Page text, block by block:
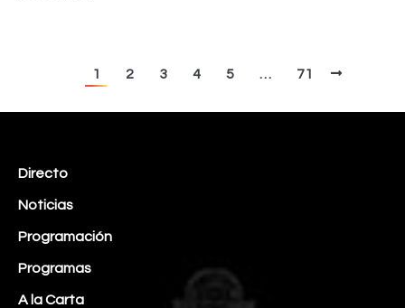
1 2 3 4 5 … 71
Directo
Noticias
Programación
Programas
A la Carta